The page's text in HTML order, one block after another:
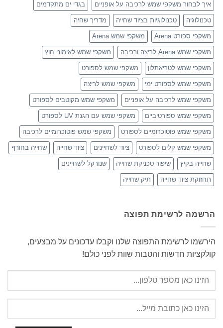
איך לבחור משקפי שמש לרכיבה על אופניים בגדי ים מתקדמים
טכנולוגיה טכנולוגיות בציוד שחייה מדריך שחיה
משקפי ספורט Arena משקפי שמש Arena
משקפי שמש Arena לריצה ורכיבה משקפי שמש לאימוני חוץ
משקפי שמש לטריאתלון משקפי שמש לספורט
משקפי שמש לספורט ימי משקפי שמש לריצה
משקפי שמש לרכיבה על אופניים משקפי שמש מקוטבים לספורט
משקפי שמש ספורטיביים משקפי שמש עם הגנת UV לספורט
משקפי שמש פוטוכרומיים לספורט משקפי שמש פוטוכרומיים לרכיבה
משקפי שמש קלים לספורט ציוד לשחיינים ציוד שחייה שחייה בחורף
שחייה בקיץ שיפור טכניקת שחייה שנורקל לשחיינים
תחזוקת ציוד שחייה תיק שחייה
הרשמה לרשימת תפוצה
הירשמו לרשימת התפוצה שלנו וקבלו עדכונים על מבצעים,
קולקציות חדשות והטבות שוות לפני כולם!